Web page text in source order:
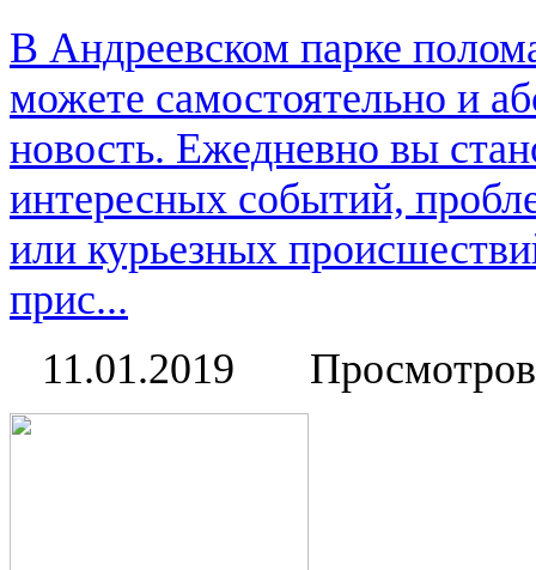
В Андреевском парке
можете самостоятельно и
новость. Ежедневно вы
интересных событий,
или курьезных
прис...
11.01.2019